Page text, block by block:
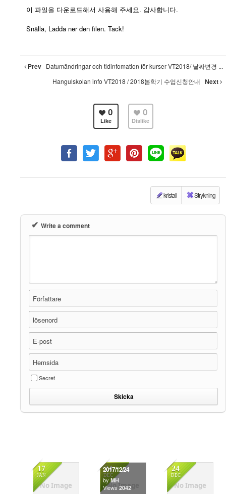
이 파일을 다운로드해서 사용해 주세요. 감사합니다.
Snälla, Ladda ner den filen. Tack!
Prev Datumändringar och tidinfomation för kurser VT2018/ 날짜변경 ...
Hangulskolan info VT2018 / 2018봄학기 수업신청안내 Next
0
Like
0
Dislike
kristall Strykning
✔ Write a comment
Författare
lösenord
E-post
Hemsida
Secret
No Image
17
JAN
5120 No Image
24
DEC
2017/12/24
byMH
Views2042 No Image
24
DEC
1982